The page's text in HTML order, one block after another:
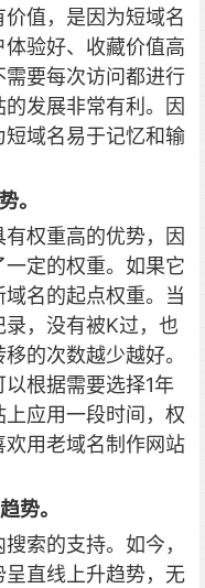
值，是因为短域名
验好、收藏价值高
要每次访问都进行
发展非常有利。因
域名易于记忆和输
。
权重高的优势，因
定的权重。如果它
名的起点权重。当
，没有被K过，也
的次数越少越好。
根据需要选择1年
应用一段时间，权
用老域名制作网站
势。
索的支持。如今，
直线上升趋势，无